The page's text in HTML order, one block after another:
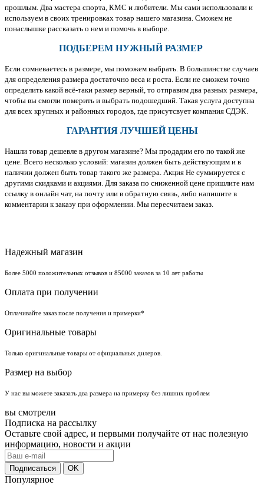
прошлым. Два мастера спорта, КМС и любители. Мы сами использовали и
используем в своих тренировках товар нашего магазина. Сможем не
понаслышке рассказать о нем и помочь в выборе.
ПОДБЕРЕМ НУЖНЫЙ РАЗМЕР
Если сомневаетесь в размере, мы поможем выбрать. В большинстве случаев
для определения размера достаточно веса и роста. Если не сможем точно
определить какой всё-таки размер верный, то отправим два разных размера,
чтобы вы смогли померить и выбрать подошедший. Такая услуга доступна
для всех крупных и районных городов, где присутсвует компания СДЭК.
ГАРАНТИЯ ЛУЧШЕЙ ЦЕНЫ
Нашли товар дешевле в другом магазине? Мы продадим его по такой же
цене. Всего несколько условий: магазин должен быть действующим и в
наличии должен быть товар такого же размера. Акция Не суммируется с
другими скидками и акциями. Для заказа по сниженной цене пришлите нам
ссылку в онлайн чат, на почту или в обратную связь, либо напишите в
комментарии к заказу при оформлении. Мы пересчитаем заказ.
Надежный магазин
Более 5000 положительных отзывов и 85000 заказов за 10 лет работы
Оплата при получении
Оплачивайте заказ после получения и примерки*
Оригинальные товары
Только оригинальные товары от официальных дилеров.
Размер на выбор
У нас вы можете заказать два размера на примерку без лишних проблем
вы смотрели
Подписка на рассылку
Оставьте свой адрес, и первыми получайте от нас полезную
информацию, новости и акции
Популярное